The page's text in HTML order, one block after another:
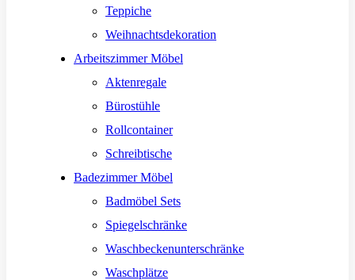
Teppiche
Weihnachtsdekoration
Arbeitszimmer Möbel
Aktenregale
Bürostühle
Rollcontainer
Schreibtische
Badezimmer Möbel
Badmöbel Sets
Spiegelschränke
Waschbeckenunterschränke
Waschplätze